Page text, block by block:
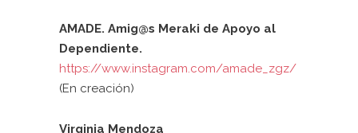
AMADE. Amig@s Meraki de Apoyo al
Dependiente.
https://www.instagram.com/amade_zgz/
(En creación)
Virginia Mendoza